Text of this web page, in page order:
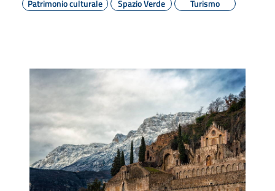
Patrimonio culturale
Spazio Verde Turismo